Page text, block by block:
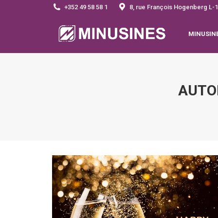
+352 49 58 58 1 8, rue François Hogenberg L-